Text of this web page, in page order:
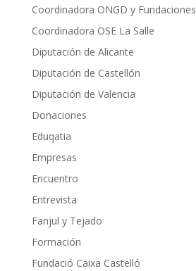
Coordinadora ONGD y Fundaciones
Coordinadora OSE La Salle
Diputación de Alicante
Diputación de Castellón
Diputación de Valencia
Donaciones
Eduqatia
Empresas
Encuentro
Entrevista
Fanjul y Tejado
Formación
Fundació Caixa Castelló